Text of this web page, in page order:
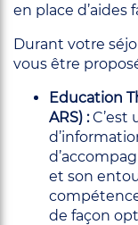
en place d’aides
Durant votre
vous être
Education
ARS) :C’est
et son
de façon